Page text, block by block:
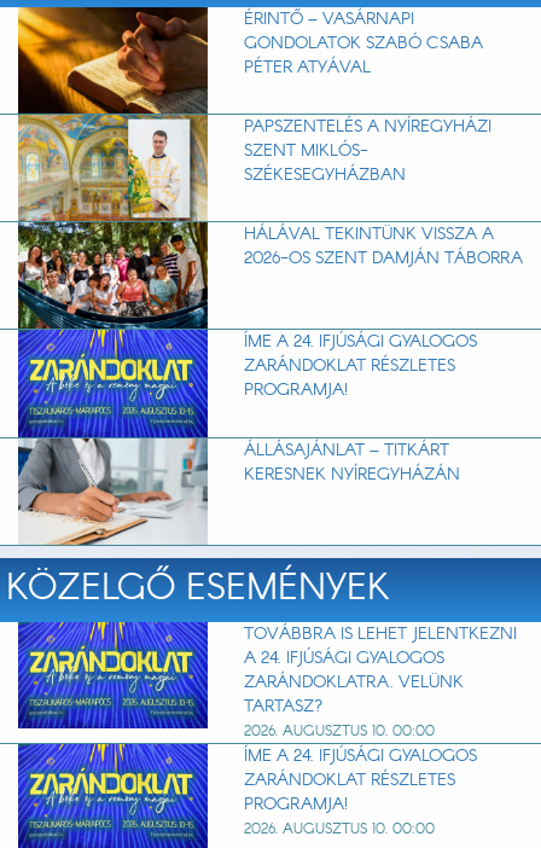
ÉRINTŐ – VASÁRNAPI
GONDOLATOK SZABÓ CSABA
PÉTER ATYÁVAL
PAPSZENTELÉS A NYÍREGYHÁZI
SZENT MIKLÓS-
SZÉKESEGYHÁZBAN
HÁLÁVAL TEKINTÜNK VISSZA A
2026-OS SZENT DAMJÁN TÁBORRA
ÍME A 24. IFJÚSÁGI GYALOGOS
ZARÁNDOKLAT RÉSZLETES
PROGRAMJA!
ÁLLÁSAJÁNLAT – TITKÁRT
KERESNEK NYÍREGYHÁZÁN
KÖZELGŐ ESEMÉNYEK
TOVÁBBRA IS LEHET JELENTKEZNI
A 24. IFJÚSÁGI GYALOGOS
ZARÁNDOKLATRA. VELÜNK
TARTASZ?
2026. AUGUSZTUS 10. 00:00
ÍME A 24. IFJÚSÁGI GYALOGOS
ZARÁNDOKLAT RÉSZLETES
PROGRAMJA!
2026. AUGUSZTUS 10. 00:00